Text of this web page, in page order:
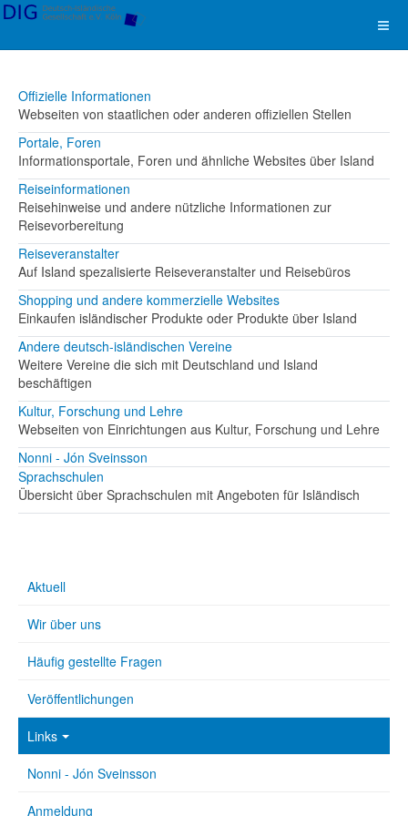
Offizielle Informationen
Webseiten von staatlichen oder anderen offiziellen Stellen
Portale, Foren
Informationsportale, Foren und ähnliche Websites über Island
Reiseinformationen
Reisehinweise und andere nützliche Informationen zur
Reisevorbereitung
Reiseveranstalter
Auf Island spezalisierte Reiseveranstalter und Reisebüros
Shopping und andere kommerzielle Websites
Einkaufen isländischer Produkte oder Produkte über Island
Andere deutsch-isländischen Vereine
Weitere Vereine die sich mit Deutschland und Island
beschäftigen
Kultur, Forschung und Lehre
Webseiten von Einrichtungen aus Kultur, Forschung und Lehre
Nonni - Jón Sveinsson
Sprachschulen
Übersicht über Sprachschulen mit Angeboten für Isländisch
Aktuell
Wir über uns
Häufig gestellte Fragen
Veröffentlichungen
Links
Nonni - Jón Sveinsson
Anmeldung